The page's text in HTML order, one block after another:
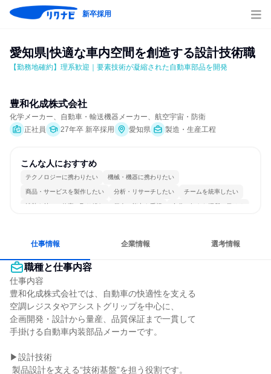
新卒採用
愛知県|快適な車内空間を創造する設計技術職
【勤務地確約】理系歓迎｜要素技術が凝縮された自動車部品を開発
豊和化成株式会社
化学メーカー、自動車・輸送機器メーカー、航空宇宙・防衛
正社員
27年卒 新卒採用 愛知県 製造・生産工程
こんな人におすすめ
テクノロジーに携わりたい 機械・機器に携わりたい
商品・サービスを製作したい 分析・リサーチしたい チームを統率したい
情熱を持って仕事に取り組む 個人の能力を重視 自分の好きな場所で働ける
仕事情報 企業情報 選考情報
職種と仕事内容
仕事内容
豊和化成株式会社では、自動車の快適性を支える
空調レジスタやアシストグリップを中心に、
企画開発・設計から量産、品質保証まで一貫して
手掛ける自動車内装部品メーカーです。
▶設計技術